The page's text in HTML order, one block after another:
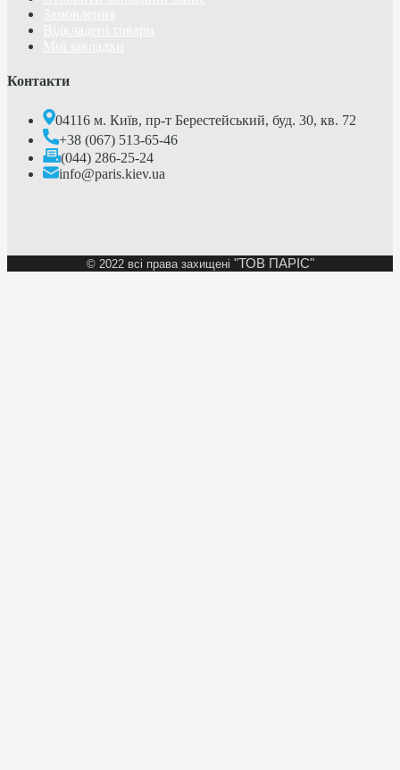
Контакти
04116 м. Київ, пр-т Берестейський, буд. 30, кв. 72
+38 (067) 513-65-46
(044) 286-25-24
info@paris.kiev.ua
© 2022 всі права захищені "ТОВ ПАРІС"